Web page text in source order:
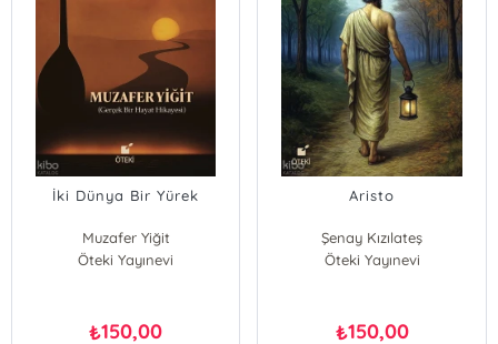
İki Dünya Bir Yürek
Muzafer Yiğit
Öteki Yayınevi
₺150,00
Aristo
Şenay Kızılateş
Öteki Yayınevi
₺150,00